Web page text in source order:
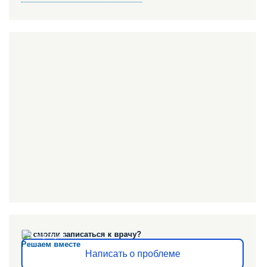
Решаем вместе
Не смогли записаться к врачу?
Написать о проблеме